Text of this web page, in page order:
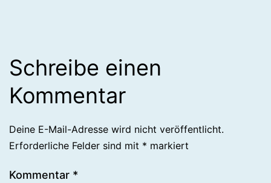
Schreibe einen
Kommentar
Deine E-Mail-Adresse wird nicht veröffentlicht.
Erforderliche Felder sind mit * markiert
Kommentar *